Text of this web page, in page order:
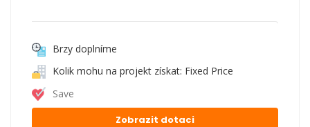
Brzy doplníme
Kolik mohu na projekt získat: Fixed Price
Save
Zobrazit dotaci